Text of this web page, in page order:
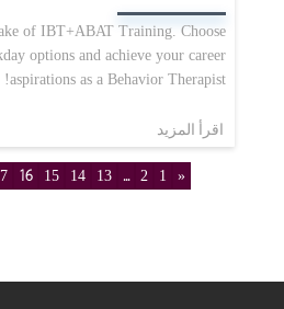
of IBT+ABAT Training. Choose
options and achieve your career
aspirations as a Behavior Therapist!
اقرأ المزيد
«
1
2
...
13
14
15
16